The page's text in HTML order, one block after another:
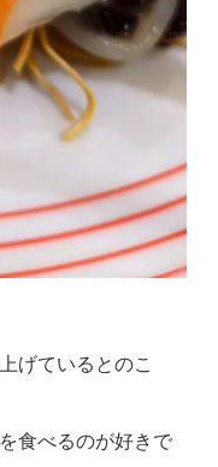
げているとのこ
食べるのが好きで